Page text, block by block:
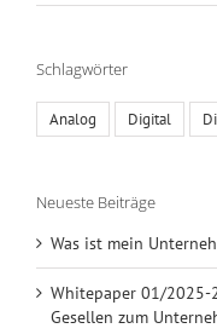
Schlagwörter
Analog Digital
Neueste Beiträge
Was ist mein
Whitepaper 01/2025-
Gesellen zum